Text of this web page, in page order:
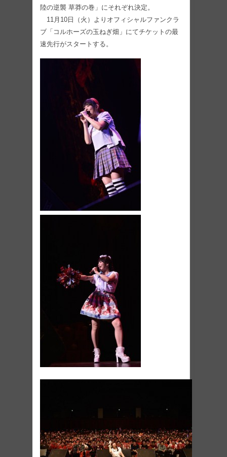
陸の逆襲 草莽の巻」にそれぞれ決定。
11月10日（火）よりオフィシャルファンクラ
ブ「コルホーズの玉ねぎ畑」にてチケットの最
速先行がスタートする。